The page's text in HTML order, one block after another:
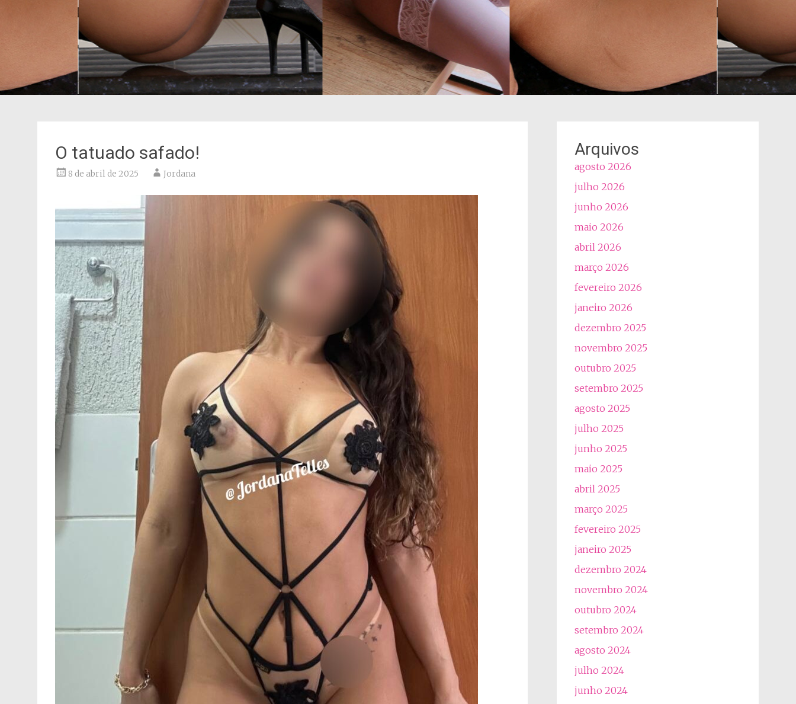
O tatuado safado!
8 de abril de 2025 Jordana
Arquivos
agosto 2026
julho 2026
junho 2026
maio 2026
abril 2026
março 2026
fevereiro 2026
janeiro 2026
dezembro 2025
novembro 2025
outubro 2025
setembro 2025
agosto 2025
julho 2025
junho 2025
maio 2025
abril 2025
março 2025
fevereiro 2025
janeiro 2025
dezembro 2024
novembro 2024
outubro 2024
setembro 2024
agosto 2024
julho 2024
junho 2024